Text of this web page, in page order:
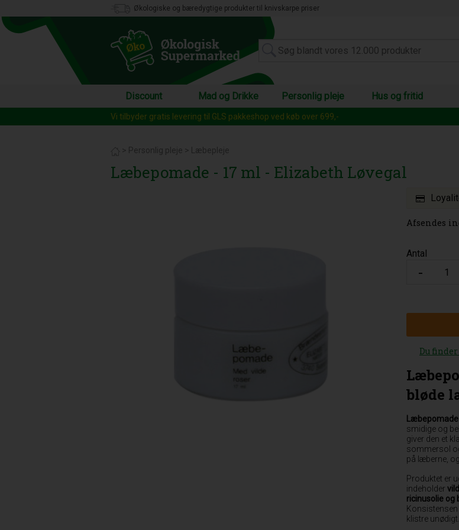
Økologiske og bæredygtige produkter til knivskarpe priser
Discount Mad og Drikke Personlig pleje Hus og fritid
Vi tilbyder gratis levering til GLS pakkeshop ved køb over 699,-
> Personlig pleje > Læbepleje
Læbepomade - 17 ml - Elizabeth Løvegal
Afsendes
Antal
Du
bløde
Læbepomade
smidige og
giver den et
sommersol
på læberne,
Produktet er
indeholder
ricinusolie og
klistre unødigt.